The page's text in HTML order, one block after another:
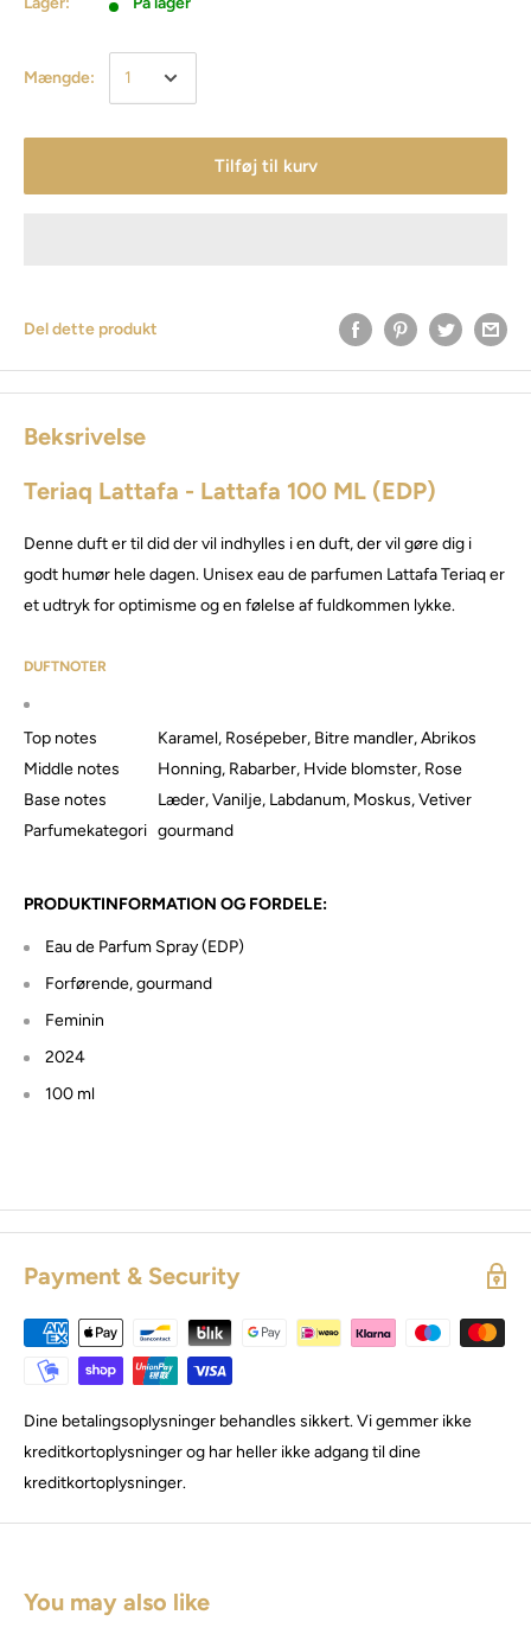
Mængde:
Tilføj til kurv
Del dette produkt
Beksrivelse
Teriaq Lattafa - Lattafa 100 ML (EDP)
Denne duft er til did der vil indhylles i en duft, der vil gøre dig i
godt humør hele dagen. Unisex eau de parfumen Lattafa Teriaq er
et udtryk for optimisme og en følelse af fuldkommen lykke.
DUFTNOTER
Top notes
Karamel, Rosépeber, Bitre mandler, Abrikos
Middle notes
Honning, Rabarber, Hvide blomster, Rose
Base notes
Læder, Vanilje, Labdanum, Moskus, Vetiver
Parfumekategori gourmand
PRODUKTINFORMATION OG FORDELE:
Eau de Parfum Spray (EDP)
Forførende, gourmand
Feminin
2024
100 ml
Payment & Security
Dine betalingsoplysninger behandles sikkert. Vi gemmer ikke
kreditkortoplysninger og har heller ikke adgang til dine
kreditkortoplysninger.
You may also like